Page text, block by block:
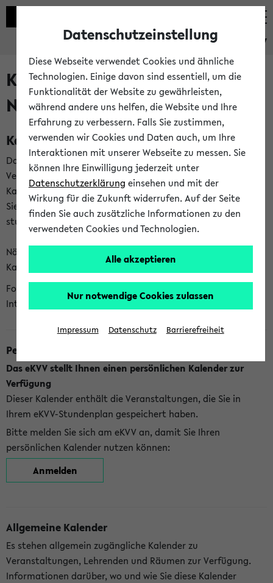
eKVV
Kalenderintegration und
Newsfeeds
Kalenderintegration
Das eKVV bietet Ihnen die Möglichkeit,
Veranstaltungstermine in eine Vielzahl von
Kalenderanwendungen einzubinden. Auf diese Weise können
Sie einen gemeinsamen Überblick über Ihre privaten und
studienbezogenen Termine erhalten.
Näheres zu Vorteilen und Funktionsweise der
Kalenderintegration können Sie auf unserer
Folgende Kalender bietet Ihnen das eKVV derzeit zur
Integration an:
Persönlicher Kalender
Das eKVV stellt Ihnen einen persönlichen Kalender zur
Verfügung
Dieser Kalender enthält die Veranstaltungen, die Sie in
Ihrem eKVV-Stundenplan gespeichert haben.
Bitte melden Sie sich am eKVV an, damit Sie Ihren
persönlichen Kalender nutzen können:
Anmelden
Allgemeine Kalender
Es stehen allgemein zugängliche Kalender zu
Veranstaltungen, Lehrenden und Räumen zur Verfügung.
Informationen darüber, wo und wie Sie diese Kalender
Datenschutzeinstellung
Diese Webseite verwendet Cookies und ähnliche
Technologien. Einige davon sind essentiell, um die
Funktionalität der Website zu gewährleisten,
während andere uns helfen, die Website und Ihre
Erfahrung zu verbessern. Falls Sie zustimmen,
verwenden wir Cookies und Daten auch, um Ihre
Interaktionen mit unserer Webseite zu messen. Sie
können Ihre Einwilligung jederzeit unter
Datenschutzerklärung einsehen und mit der
Wirkung für die Zukunft widerrufen. Auf der Seite
finden Sie auch zusätzliche Informationen zu den
verwendeten Cookies und Technologien.
Alle akzeptieren
Nur notwendige Cookies zulassen
Impressum Datenschutz Barrierefreiheit